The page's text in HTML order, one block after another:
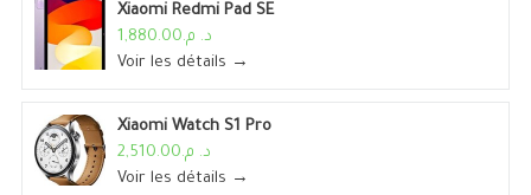
Xiaomi Redmi Pad SE
د. م.1,880.00
Voir les détails →
Xiaomi Watch S1 Pro
د. م.2,510.00
Voir les détails →